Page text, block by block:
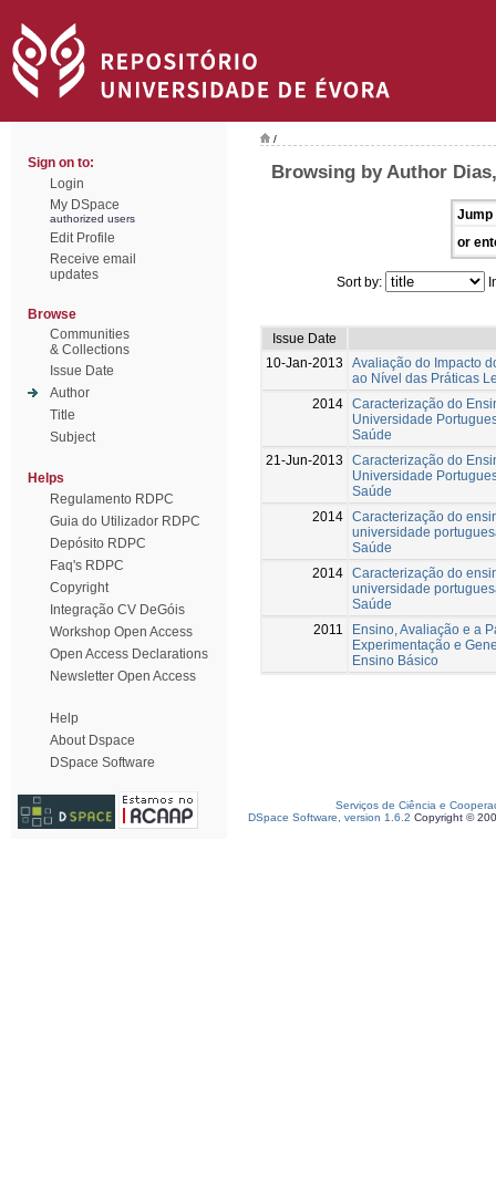
Sign on to:
Login
My DSpace
authorized users
Edit Profile
Receive email
updates
Browse
Communities
& Collections
Issue Date
Author
Title
Subject
Helps
Regulamento RDPC
Guia do Utilizador RDPC
Depósito RDPC
Faq's RDPC
Copyright
Integração CV DeGóis
Workshop Open Access
Open Access Declarations
Newsletter Open Access
Help
About Dspace
DSpace Software
/
Browsing by Author
Jump
or
Sort by:
Issue Date
10-Jan-2013
Avaliação do Impacto
ao Nível das Práticas
2014 Caracterização do
Universidade
Saúde
21-Jun-2013
Caracterização do
Universidade
Saúde
2014 Caracterização do
universidade
Saúde
2014 Caracterização do
universidade
Saúde
2011
Ensino, Avaliação e a
Experimentação e
Ensino Básico
Serviços de Ciência e
DSpace Software, version 1.6.2 Copyright ©